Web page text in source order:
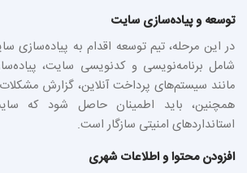
توسعه و پیاده‌سازی سایت
در این مرحله، تیم توسعه اقدام به پیاده‌سازی
شامل برنامه‌نویسی و کدنویسی سایت،
مانند سیستم‌های پرداخت آنلاین، گزارش
همچنین، باید اطمینان حاصل شود که
استانداردهای امنیتی سازگار است.
افزودن محتوا و اطلاعات شهری